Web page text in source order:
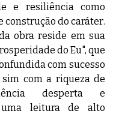
e resiliência como
construção do caráter.
obra reside em sua
do Eu", que
com sucesso
com a riqueza de
desperta e
leitura de alto